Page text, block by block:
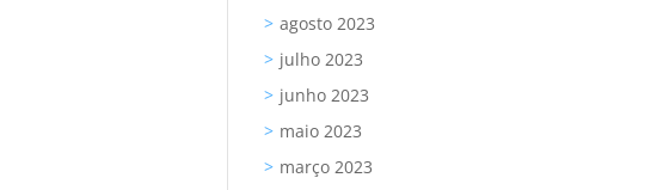
agosto 2023
julho 2023
junho 2023
maio 2023
março 2023